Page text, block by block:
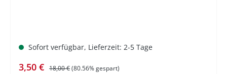
Sofort verfügbar, Lieferzeit: 2-5 Tage
Verkaufspreis:
3,50 € Regulärer Preis:
18,00 €(80.56% gespart)